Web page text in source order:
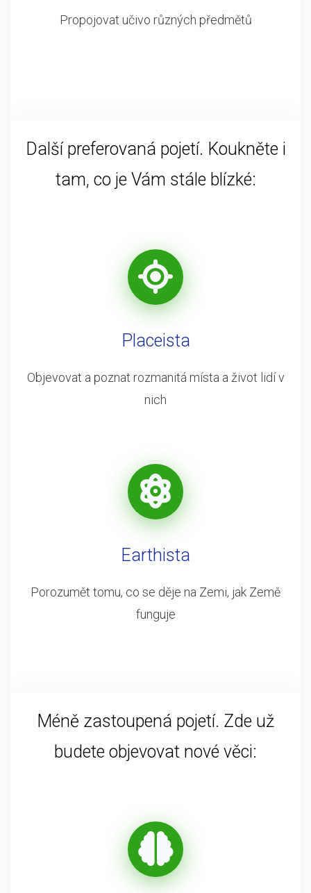
Propojovat učivo různých předmětů
Další preferovaná pojetí. Koukněte i
tam, co je Vám stále blízké:
Placeista
Objevovat a poznat rozmanitá místa a život lidí v
nich
Earthista
Porozumět tomu, co se děje na Zemi, jak Země
funguje
Méně zastoupená pojetí. Zde už
budete objevovat nové věci: